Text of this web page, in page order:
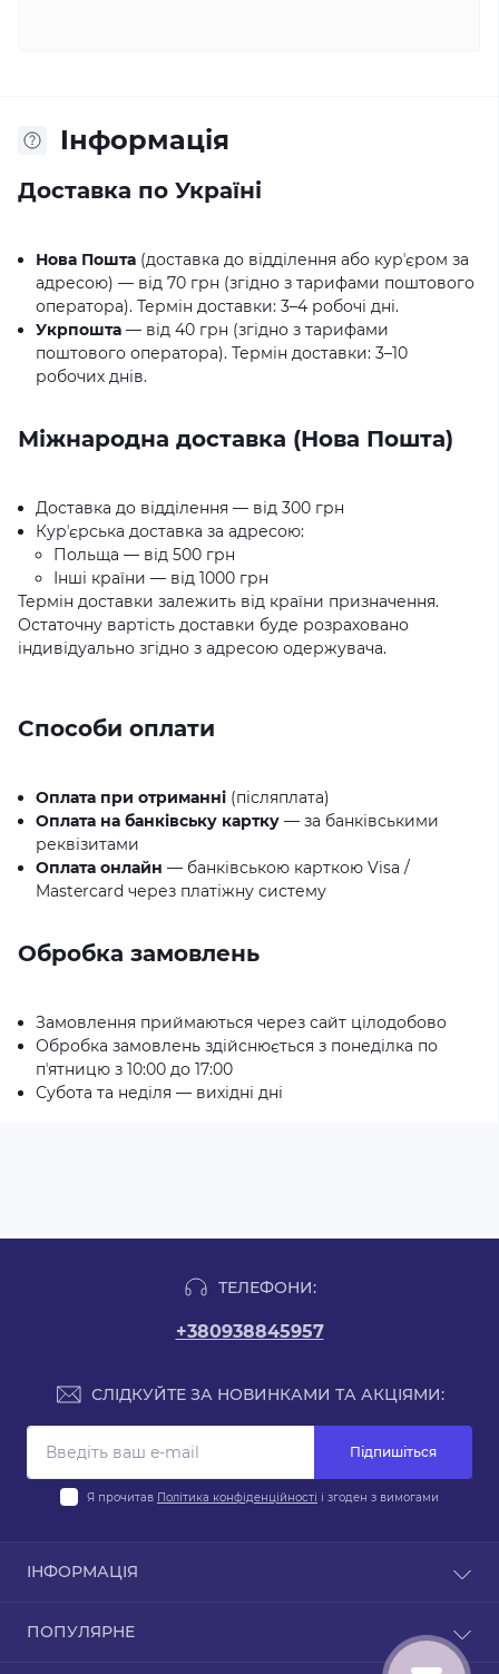
Iнформація
Доставка по Україні
Нова Пошта (доставка до відділення або курʼєром за
адресою) — від 70 грн (згідно з тарифами поштового
оператора). Термін доставки: 3–4 робочі дні.
Укрпошта — від 40 грн (згідно з тарифами
поштового оператора). Термін доставки: 3–10
робочих днів.
Міжнародна доставка (Нова Пошта)
Доставка до відділення — від 300 грн
Курʼєрська доставка за адресою:
Польща — від 500 грн
Інші країни — від 1000 грн
Термін доставки залежить від країни призначення.
Остаточну вартість доставки буде розраховано
індивідуально згідно з адресою одержувача.
Способи оплати
Оплата при отриманні (післяплата)
Оплата на банківську картку — за банківськими
реквізитами
Оплата онлайн — банківською карткою Visa /
Mastercard через платіжну систему
Обробка замовлень
Замовлення приймаються через сайт цілодобово
Обробка замовлень здійснюється з понеділка по
пʼятницю з 10:00 до 17:00
Субота та неділя — вихідні дні
ТЕЛЕФОНИ:
+380938845957
СЛІДКУЙТЕ ЗА НОВИНКАМИ ТА АКЦІЯМИ:
Підпишіться
Я прочитав Політика конфіденційності і згоден з вимогами
ІНФОРМАЦІЯ
Договір публічної оферти
ПОПУЛЯРНЕ